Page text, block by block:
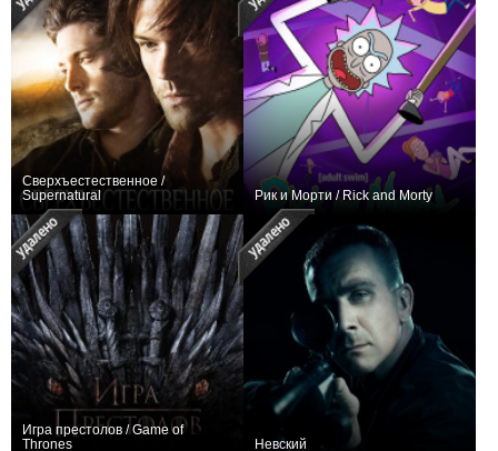
Сверхъестественное /
Supernatural
439
Рик и Морти / Rick and Morty
320
Игра престолов / Game of
Thrones
Невский